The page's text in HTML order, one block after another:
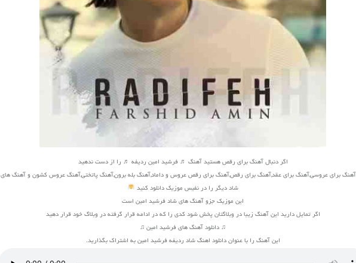
اگر دنبال آهنگ برای رقص هستید آهنگ ♬ فرشید امین ردیفه ♬ را از دست ندهید
آهنگ برای عروسی,آهنگ برای عقد,آهنگ برای رقص,آهنگ برای رقص عروس و داماد,آهنگ بله برون,آهنگ پاتختی,آهنگ عروس کشون و آهنگ های
شاد دیگر را در نفیس موزیک دانلود کنید
این موزیک جزو آهنگ های شاد فرشید امین است
اگر تمایل دارید این آهنگ زیبا در وبلاگتان پخش شود کدی را که در ادامه قرار گرفته در وبلاگ خود قرار دهید
♫ دانلود آهنگ های فرشید امین ♫
این آهنگ را با عنوان دانلود اهنگ شاد ردیفه فرشید امین به اشتراک بگذارید.